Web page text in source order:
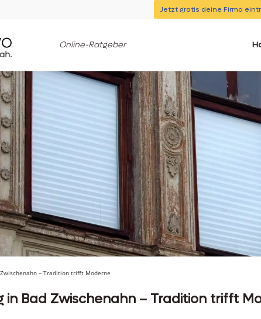
Jetzt gratis deine Firma
Online-Ratgeber
– Tradition trifft Moderne
in Bad Zwischenahn – Tradition trifft